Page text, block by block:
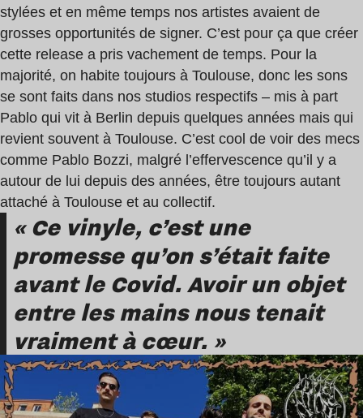
stylées et en même temps nos artistes avaient de
grosses opportunités de signer. C’est pour ça que créer
cette release a pris vachement de temps. Pour la
majorité, on habite toujours à Toulouse, donc les sons
se sont faits dans nos studios respectifs – mis à part
Pablo qui vit à Berlin depuis quelques années mais qui
revient souvent à Toulouse. C’est cool de voir des mecs
comme Pablo Bozzi, malgré l’effervescence qu’il y a
autour de lui depuis des années, être toujours autant
attaché à Toulouse et au collectif.
« Ce vinyle, c’est une
promesse qu’on s’était faite
avant le Covid. Avoir un objet
entre les mains nous tenait
vraiment à cœur. »